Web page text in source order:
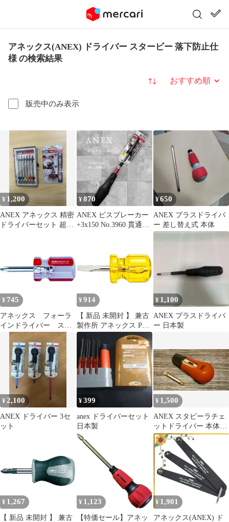
アネックス(ANEX) ドライバー スタービー 落下防止仕
様 の検索結果
販売中のみ表示
並び替え
¥ 1,200
ANEX アネックス 精密
ドライバーセット 超短
¥870
ANEX ビスブレーカー
+3x150 No.3960 貫通ド
¥650
ANEX プラスドライバ
ー 差し替え式 本体
¥ 745
アネックス フォーラ
インドライバー スタ
ービー ＋２×３８
¥ 914
【 新品 未開封 】 兼古
製作所 アネックス P柄
スタービードライバー
-6×35 1160-6-35 未使用
送料無料
¥ 1,100
ANEX プラスドライバ
ー 日本製
¥2,100
ANEX ドライバー 3セ
ット
¥399
anex ドライバーセット
日本製
¥ 1,500
ANEX スタビーラチェ
ットドライバー 本体
ピット１本 USED品
¥ 1,267
【 新品 未開封 】 兼古
¥ 1,123
【特価セール】アネッ
¥ 1,901
アネックス(ANEX) ド